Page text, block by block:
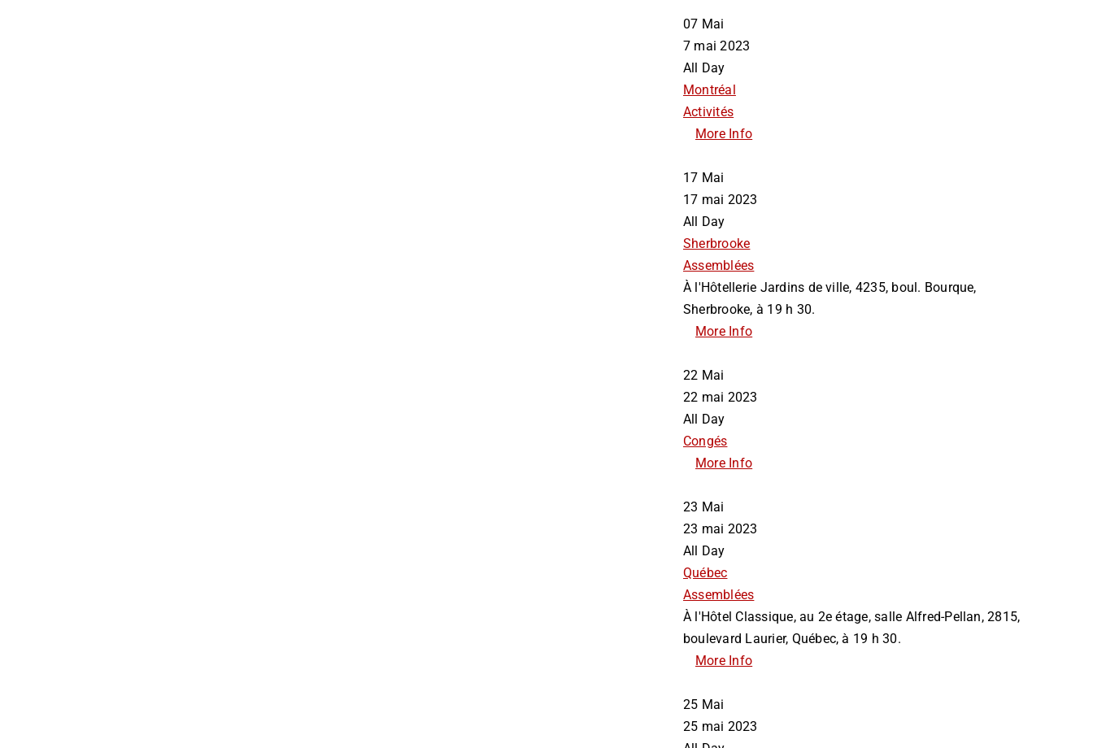
07 Mai
7 mai 2023
All Day
Montréal
Activités
More Info
17 Mai
17 mai 2023
All Day
Sherbrooke
Assemblées
À l'Hôtellerie Jardins de ville, 4235, boul. Bourque,
Sherbrooke, à 19 h 30.
More Info
22 Mai
22 mai 2023
All Day
Congés
More Info
23 Mai
23 mai 2023
All Day
Québec
Assemblées
À l'Hôtel Classique, au 2e étage, salle Alfred-Pellan, 2815,
boulevard Laurier, Québec, à 19 h 30.
More Info
25 Mai
25 mai 2023